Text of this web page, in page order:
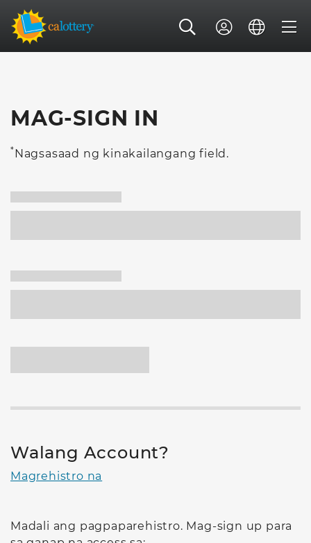
MAG-SIGN IN
*Nagsasaad ng kinakailangang field.
Walang Account?
Magrehistro na
Madali ang pagpaparehistro. Mag-sign up para